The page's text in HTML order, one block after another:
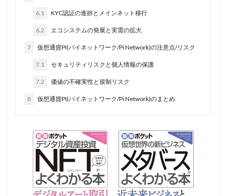
6.1 KYC認証の進捗とメインネット移行
6.2 エコシステムの発展と実需の拡大
7 仮想通貨PI(パイネットワーク/Pi Network)の注意点/リスク
7.1 セキュリティリスクと個人情報の保護
7.2 価値の不確実性と規制リスク
8 仮想通貨PI(パイネットワーク/Pi Network)のまとめ